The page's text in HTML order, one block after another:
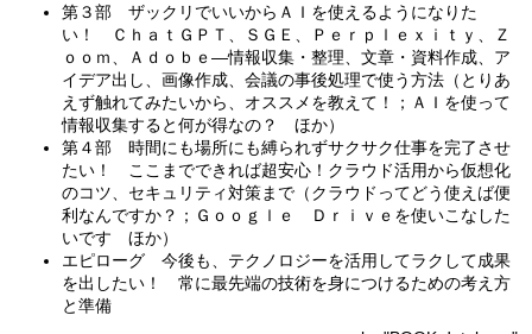
第３部 ザックリでいいからＡＩを使えるようになりた
い！ ＣｈａｔＧＰＴ、ＳＧＥ、Ｐｅｒｐｌｅｘｉｔｙ、Ｚ
ｏｏｍ、Ａｄｏｂｅ―情報収集・整理、文章・資料作成、ア
イデア出し、画像作成、会議の事後処理で使う方法（とりあ
えず触れてみたいから、オススメを教えて！；ＡＩを使って
情報収集すると何が得なの？ ほか）
第４部 時間にも場所にも縛られずサクサク仕事を完了させ
たい！ ここまでできれば超安心！クラウド活用から仮想化
のコツ、セキュリティ対策まで（クラウドってどう使えば便
利なんですか？；Ｇｏｏｇｌｅ Ｄｒｉｖｅを使いこなした
いです ほか）
エピローグ 今後も、テクノロジーを活用してラクして成果
を出したい！ 常に最先端の技術を身につけるための考え方
と準備